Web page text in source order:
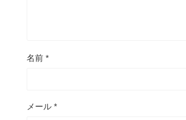
名前 *
メール *